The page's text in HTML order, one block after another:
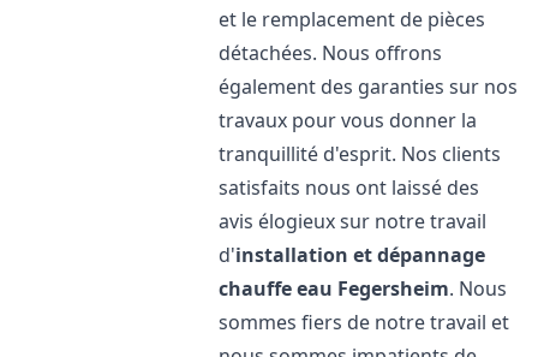
et le remplacement de pièces
détachées. Nous offrons
également des garanties sur nos
travaux pour vous donner la
tranquillité d'esprit. Nos clients
satisfaits nous ont laissé des
avis élogieux sur notre travail
d'installation et dépannage
chauffe eau Fegersheim. Nous
sommes fiers de notre travail et